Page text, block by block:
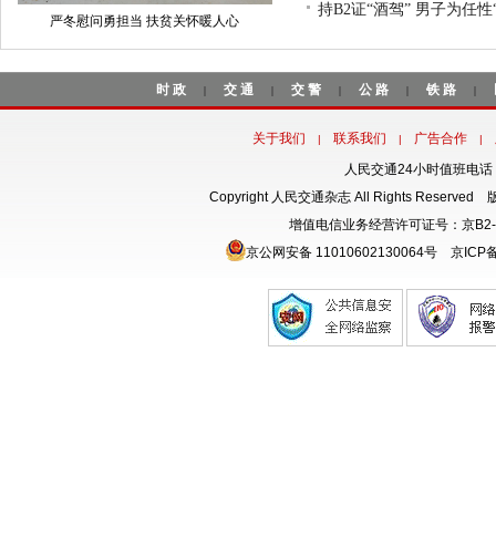
严冬慰问勇担当 扶贫关怀暖人心
持B2证“酒驾” 男子为任性
时政 | 交通 | 交警 | 公路 | 铁路 |
关于我们 | 联系我们 | 广告合作 |
人民交通24小时值班电
Copyright 人民交通杂志 All Rights Reserved
增值电信业务经营许可证号：京
京公网安备 11010602130064号
京ICP